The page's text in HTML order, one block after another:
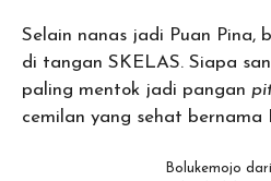
Selain nanas jadi Puan Pina,
di tangan SKELAS. Siapa
paling mentok jadi pangan
cemilan yang sehat bernama
Bolukemojo